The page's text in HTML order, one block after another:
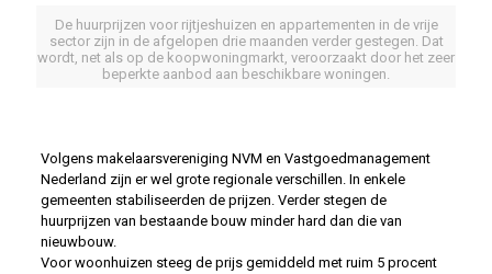
De huurprijzen voor rijtjeshuizen en appartementen in de vrije
sector zijn in de afgelopen drie maanden verder gestegen. Dat
wordt, net als op de koopwoningmarkt, veroorzaakt door het zeer
beperkte aanbod aan beschikbare woningen.
Volgens makelaarsvereniging NVM en Vastgoedmanagement
Nederland zijn er wel grote regionale verschillen. In enkele
gemeenten stabiliseerden de prijzen. Verder stegen de
huurprijzen van bestaande bouw minder hard dan die van
nieuwbouw.
Voor woonhuizen steeg de prijs gemiddeld met ruim 5 procent